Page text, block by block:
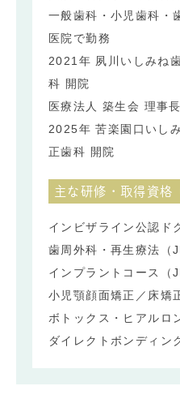
一般歯科・小児歯科・
医院で勤務
2021年 夙川いしみね
科 開院
医療法人 築生会 理事長
2025年 苦楽園口いし
正歯科 開院
主な研修・取得資格
インビザライン公認ド
歯周外科・再生療法（
インプラントコース（
小児顎顔面矯正／床矯
ボトックス・ヒアルロ
ダイレクトボンディン